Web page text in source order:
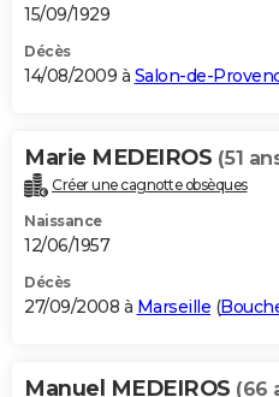
15/09/1929
Décès
14/08/2009 à Salon-de-
Marie MEDEIROS (51
Créer une cagnotte obsèques
Naissance
12/06/1957
Décès
27/09/2008 à Marseille (
Manuel MEDEIROS (66